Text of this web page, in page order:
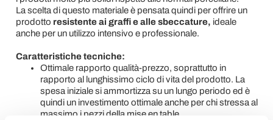
La scelta di questo materiale è pensata quindi per offrire un
prodotto resistente ai graffi e alle sbeccature, ideale
anche per un utilizzo intensivo e professionale.
Caratteristiche tecniche:
Ottimale rapporto qualità-prezzo, soprattutto in
rapporto al lunghissimo ciclo di vita del prodotto. La
spesa iniziale si ammortizza su un lungo periodo ed è
quindi un investimento ottimale anche per chi stressa al
massimo i pezzi della mise en table.